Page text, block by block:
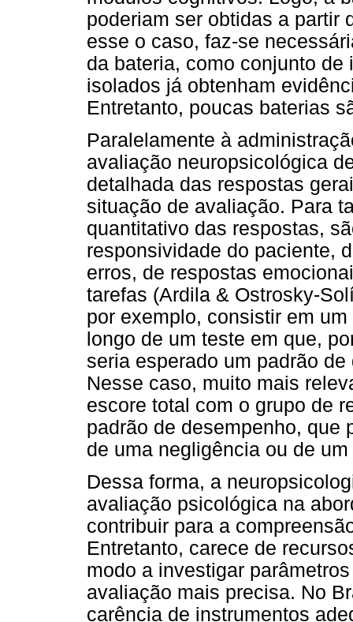
poderiam ser obtidas a partir
esse o caso, faz-se
da bateria, como conjunto
isolados já obtenham
Entretanto, poucas baterias
Paralelamente à
avaliação neuro­psicológica
detalhada das respostas
situação de avaliação. Para
quantitativo das respostas,
responsividade do paciente,
erros, de respostas
tarefas (Ardila & Ostrosky-
por exemplo, consistir em
longo de um teste em que,
seria esperado um padrão
Nesse caso, muito mais
escore total com o grupo de
padrão de desempenho, que
de uma negligência ou de
Dessa forma, a
avaliação psicológica na
contribuir para a
Entretanto, carece de
modo a investigar
avaliação mais precisa. No
carência de instrumentos